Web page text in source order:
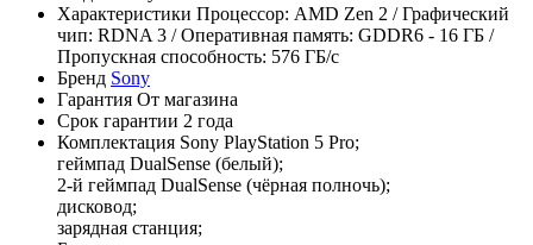
Характеристики Процессор: AMD Zen 2 / Графический
чип: RDNA 3 / Оперативная память: GDDR6 - 16 ГБ /
Пропускная способность: 576 ГБ/с
Бренд Sony
Гарантия От магазина
Срок гарантии 2 года
Комплектация Sony PlayStation 5 Pro;
геймпад DualSense (белый);
2-й геймпад DualSense (чёрная полночь);
дисковод;
зарядная станция;